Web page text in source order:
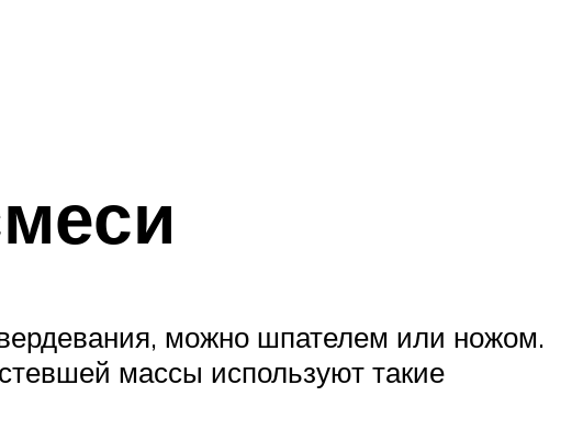
можно шпателем или ножом.
массы используют такие